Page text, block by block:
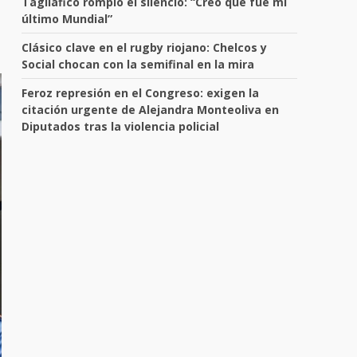
último Mundial”
Clásico clave en el rugby riojano: Chelcos y
Social chocan con la semifinal en la mira
Feroz represión en el Congreso: exigen la
citación urgente de Alejandra Monteoliva en
Diputados tras la violencia policial